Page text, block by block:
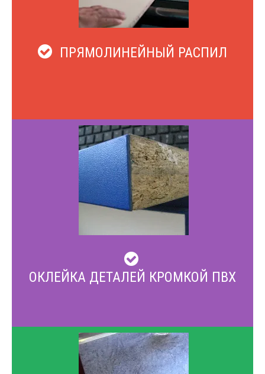
ПРЯМОЛИНЕЙНЫЙ РАСПИЛ
ОКЛЕЙКА ДЕТАЛЕЙ КРОМКОЙ ПВХ